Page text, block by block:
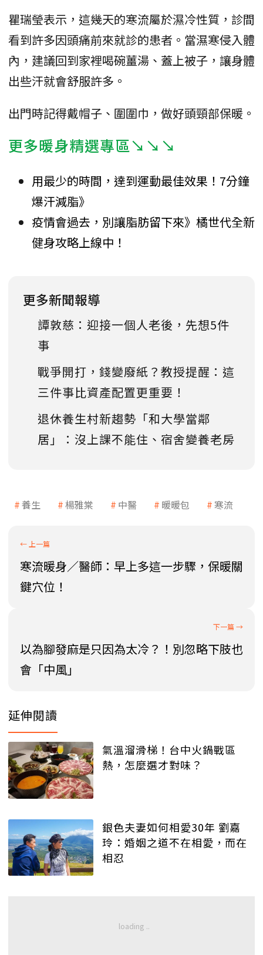
瞿瑞瑩表示，這幾天的寒流屬於濕冷性質，診間
看到許多因頭痛前來就診的患者。當濕寒侵入體
內，建議回到家裡喝碗薑湯、蓋上被子，讓身體
出些汗就會舒服許多。
出門時記得戴帽子、圍圍巾，做好頭頸部保暖。
更多暖身精選專區↘↘↘
用最少的時間，達到運動最佳效果！7分鐘
爆汗減脂》
疫情會過去，別讓脂肪留下來》橘世代全新
健身攻略上線中！
更多新聞報導
譚敦慈：迎接一個人老後，先想5件
事
戰爭開打，錢變廢紙？教授提醒：這
三件事比資產配置更重要！
退休養生村新趨勢「和大學當鄰
居」：沒上課不能住、宿舍變養老房
養生 楊雅棠 中醫 暖暖包 寒流
寒流暖身／醫師：早上多這一步驟，保暖關
鍵穴位！
以為腳發麻是只因為太冷？！別忽略下肢也
會「中風」
延伸閱讀
氣溫溜滑梯！台中火鍋戰區
熱，怎麼選才對味？
銀色夫妻如何相愛30年 劉嘉
玲：婚姻之道不在相愛，而在
相忍